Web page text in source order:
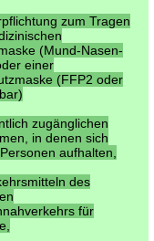
zum Tragen
(Mund-Nasen-
einer
(FFP2 oder
zugänglichen
in denen sich
aufhalten,
des
für